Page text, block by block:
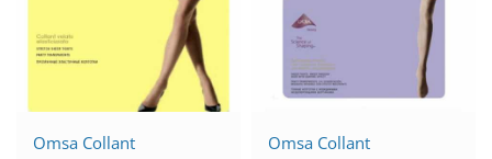
Omsa Collant
Omsa Collant